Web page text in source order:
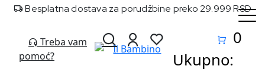
Besplatna dostava za porudžbine preko 29.999 RSD
Treba vam
pomoć?
0
Ukupno: